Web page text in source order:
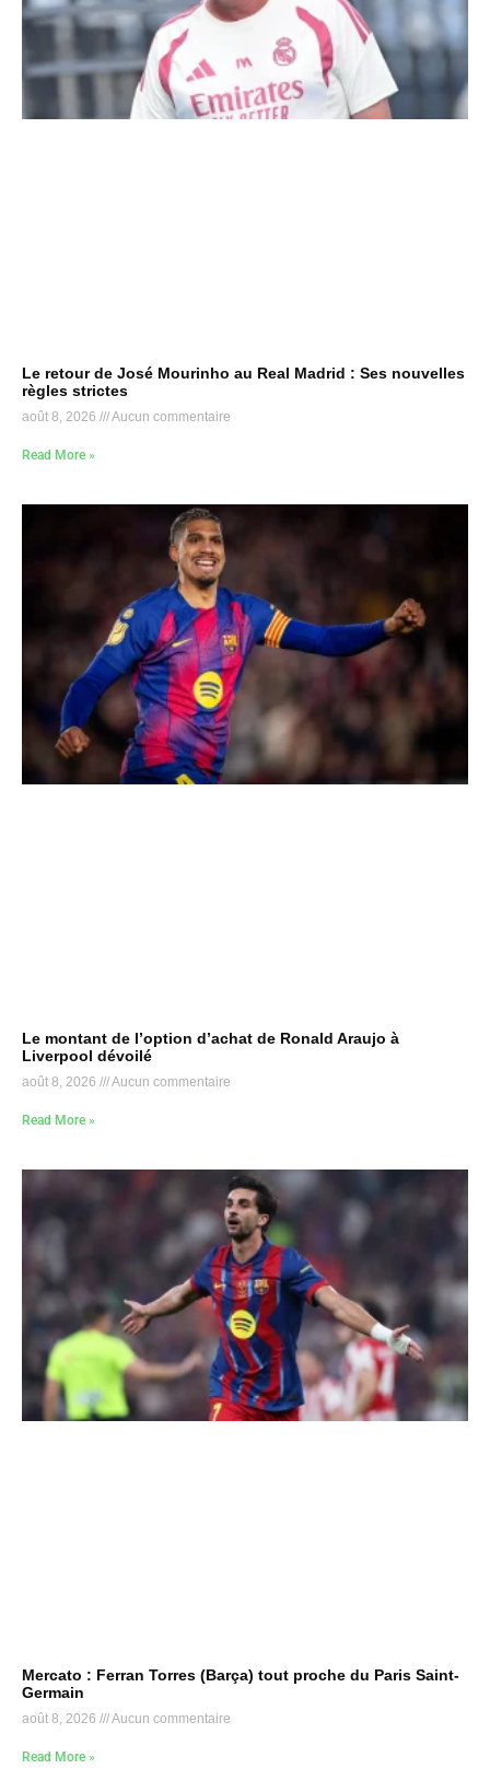
Le retour de José Mourinho au Real Madrid : Ses nouvelles
règles strictes
août 8, 2026 Aucun commentaire
Read More »
Le montant de l’option d’achat de Ronald Araujo à
Liverpool dévoilé
août 8, 2026 Aucun commentaire
Read More »
Mercato : Ferran Torres (Barça) tout proche du Paris Saint-
Germain
août 8, 2026 Aucun commentaire
Read More »